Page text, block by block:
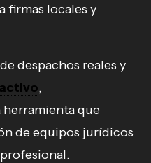
firmas locales y
despachos reales y
activo,
herramienta que
de equipos jurídicos